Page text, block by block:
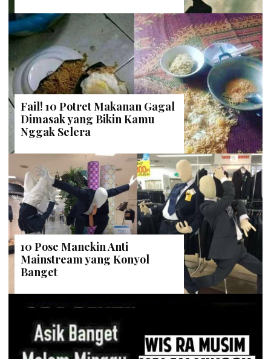
Fail! 10 Potret Makanan Gagal
Dimasak yang Bikin Kamu
Nggak Selera
10 Pose Manekin Anti
Mainstream yang Konyol
Banget